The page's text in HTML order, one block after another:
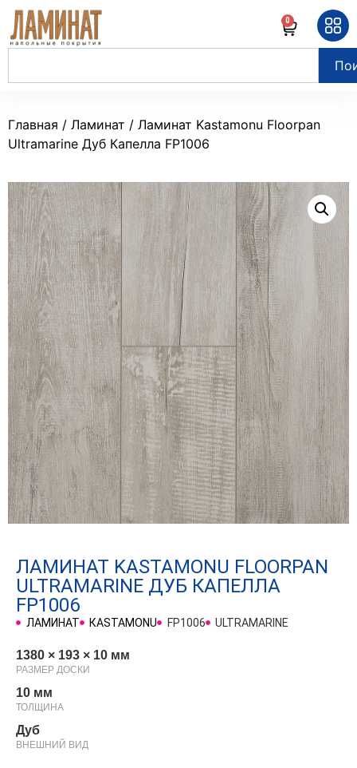
0
Главная / Ламинат / Ламинат Kastamonu Floorpan
Ultramarine Дуб Капелла FP1006
ЛАМИНАТ KASTAMONU FLOORPAN
ULTRAMARINE ДУБ КАПЕЛЛА
FP1006
ЛАМИНАТ КASTAMONU FP1006 ULTRAMARINE
1380 × 193 × 10 мм
РАЗМЕР ДОСКИ
10 мм
ТОЛЩИНА
Дуб
ВНЕШНИЙ ВИД